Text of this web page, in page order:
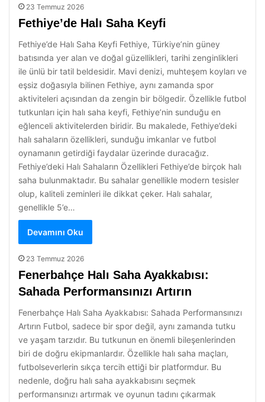
23 Temmuz 2026
Fethiye’de Halı Saha Keyfi
Fethiye’de Halı Saha Keyfi Fethiye, Türkiye’nin güney
batısında yer alan ve doğal güzellikleri, tarihi zenginlikleri
ile ünlü bir tatil beldesidir. Mavi denizi, muhteşem koyları ve
eşsiz doğasıyla bilinen Fethiye, aynı zamanda spor
aktiviteleri açısından da zengin bir bölgedir. Özellikle futbol
tutkunları için halı saha keyfi, Fethiye’nin sunduğu en
eğlenceli aktivitelerden biridir. Bu makalede, Fethiye’deki
halı sahaların özellikleri, sunduğu imkanlar ve futbol
oynamanın getirdiği faydalar üzerinde duracağız.
Fethiye’deki Halı Sahaların Özellikleri Fethiye’de birçok halı
saha bulunmaktadır. Bu sahalar genellikle modern tesisler
olup, kaliteli zeminleri ile dikkat çeker. Halı sahalar,
genellikle 5’e…
Devamını Oku
23 Temmuz 2026
Fenerbahçe Halı Saha Ayakkabısı:
Sahada Performansınızı Artırın
Fenerbahçe Halı Saha Ayakkabısı: Sahada Performansınızı
Artırın Futbol, sadece bir spor değil, aynı zamanda tutku
ve yaşam tarzıdır. Bu tutkunun en önemli bileşenlerinden
biri de doğru ekipmanlardır. Özellikle halı saha maçları,
futbolseverlerin sıkça tercih ettiği bir platformdur. Bu
nedenle, doğru halı saha ayakkabısını seçmek
performansınızı artırmak ve oyunun tadını çıkarmak